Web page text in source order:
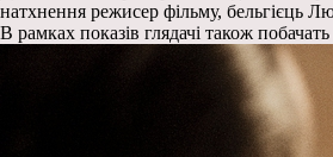
натхнення режисер фільму, бельгієць
В рамках показів глядачі також